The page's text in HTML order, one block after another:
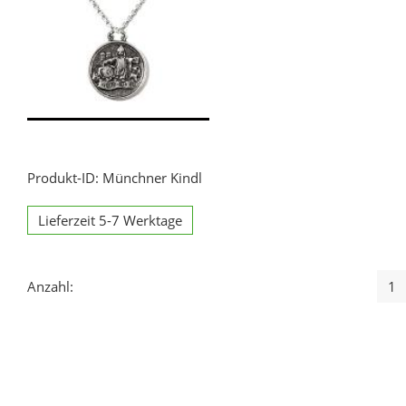
Produkt-ID: Münchner Kindl
Lieferzeit 5-7 Werktage
Anzahl: